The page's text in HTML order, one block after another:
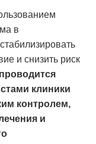
в
и снизить риск
клиники
контролем,
и